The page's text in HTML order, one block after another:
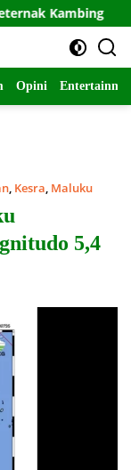
Opini
, Kesra, Maluku
5,4